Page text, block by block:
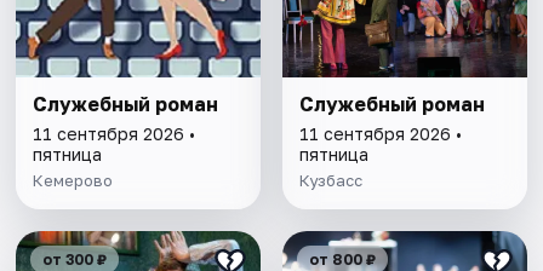
Служебный роман
11 сентября 2026 •
пятница
Кемерово
Служебный роман
11 сентября 2026 •
пятница
Кузбасс
от 300 ₽ от 800 ₽